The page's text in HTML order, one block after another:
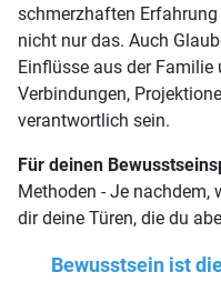
schmerzhaften
nicht nur das. Auch
Einflüsse aus der
Verbindungen,
verantwortlich sein.
Für deinen
Methoden - Je
dir deine Türen, die du
Bewusstsein ist